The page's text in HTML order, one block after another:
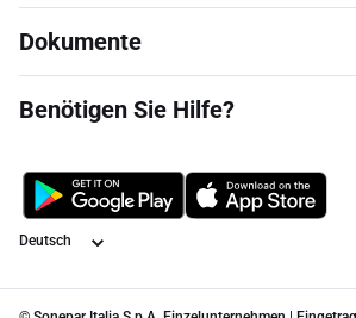
Dokumente
Benötigen Sie Hilfe?
Sprache